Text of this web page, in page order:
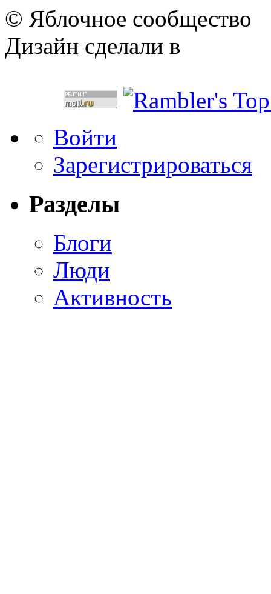
© Яблочное сообщество
Дизайн сделали в
Войти
Зарегистрироваться
Разделы
Блоги
Люди
Активность